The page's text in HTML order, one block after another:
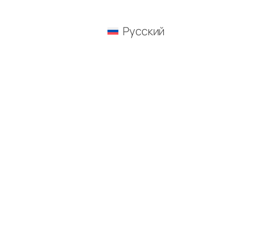
Русский